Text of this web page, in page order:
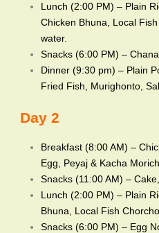
Lunch (2:00 PM) – Plain
Chicken Bhuna, Local
water.
Snacks (6:00 PM) –
Dinner (9:30 pm) – Plain
Fried Fish, Murighonto,
Day 2
Breakfast (8:00 AM) –
Egg, Peyaj & Kacha
Snacks (11:00 AM) –
Lunch (2:00 PM) – Plain
Bhuna, Local Fish
Snacks (6:00 PM) – Egg